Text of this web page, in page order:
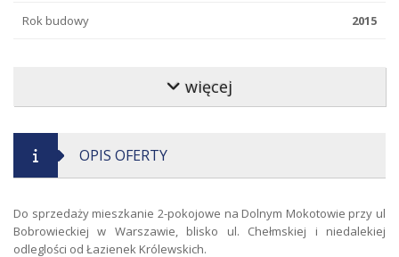
Rok budowy 2015
Typ budynku
Rynek
Materiał budowlany cegła
więcej
OPIS OFERTY
Do sprzedaży mieszkanie 2-pokojowe na Dolnym Mokotowie przy ul
Bobrowieckiej w Warszawie, blisko ul. Chełmskiej i niedalekiej
odleglości od Łazienek Królewskich.